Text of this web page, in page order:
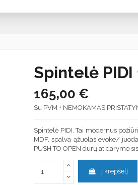
Spintelė PIDI
165,00 €
Su PVM + NEMOKAMAS
Spintelė PIDI. Tai modernus
MDF, spalva ąžuolas evoke/
PUSH TO OPEN durų atidarymo
Į krepšelį